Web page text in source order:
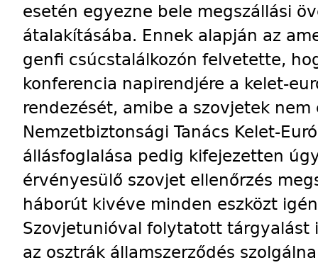
esetén egyezne bele megszállási
átalakításába. Ennek alapján az
genfi csúcstalálkozón felvetette,
konferencia napirendjére a kelet-
rendezését, amibe a szovjetek
Nemzetbiztonsági Tanács Kelet-
állásfoglalása pedig kifejezetten
érvényesülő szovjet ellenőrzés
háborút kivéve minden eszközt
Szovjetunióval folytatott tárgyalást
az osztrák államszerződés